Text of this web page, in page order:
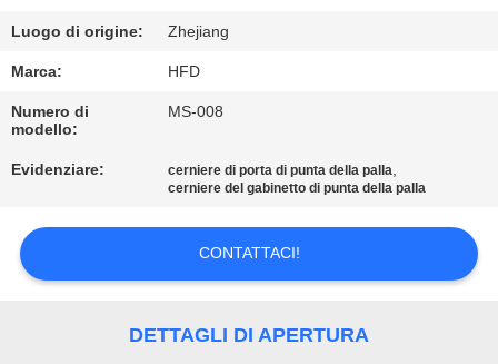
DI
QUALITÀ
NOTIZIE
MAPPA
Luogo di origine: Zhejiang
Marca: HFD
Numero di
modello:
MS-008
Evidenziare: cerniere di porta di punta della palla,
cerniere del gabinetto di punta della palla
CONTATTACI!
DETTAGLI DI APERTURA